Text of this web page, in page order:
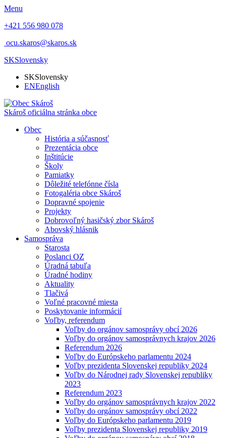
Menu
+421 556 980 078
ocu.skaros@skaros.sk
SKSlovensky
SKSlovensky
ENEnglish
Skároš oficiálna stránka obce
Obec
História a súčasnosť
Prezentácia obce
Inštitúcie
Školy
Pamiatky
Dôležité telefónne čísla
Fotogaléria obce Skároš
Dopravné spojenie
Projekty
Dobrovoľný hasičský zbor Skároš
Abovský hlásnik
Samospráva
Starosta
Poslanci OZ
Úradná tabuľa
Úradné hodiny
Aktuality
Tlačivá
Voľné pracovné miesta
Poskytovanie informácií
Voľby, referendum
Voľby do orgánov samosprávy obcí 2026
Voľby do orgánov samosprávnych krajov 2026
Referendum 2026
Voľby do Európskeho parlamentu 2024
Voľby prezidenta Slovenskej republiky 2024
Voľby do Národnej rady Slovenskej republiky
2023
Referendum 2023
Voľby do orgánov samosprávnych krajov 2022
Voľby do orgánov samosprávy obcí 2022
Voľby do Európskeho parlamentu 2019
Voľby prezidenta Slovenskej republiky 2019